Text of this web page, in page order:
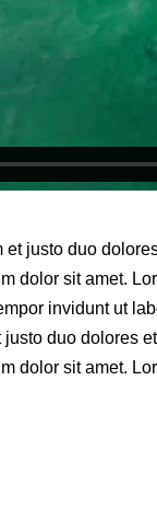
et justo duo
dolor sit amet.
invidunt ut
duo dolores
dolor sit amet.